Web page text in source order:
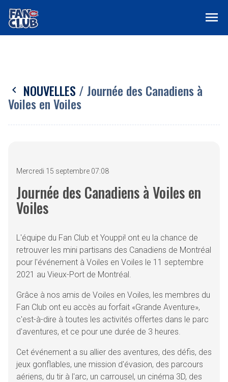
menu
chevron_left NOUVELLES / Journée des Canadiens à
Voiles en Voiles
Mercredi 15 septembre 07:08
Journée des Canadiens à Voiles en
Voiles
L'équipe du Fan Club et Youppi! ont eu la chance de
retrouver les mini partisans des Canadiens de Montréal
pour l'événement à Voiles en Voiles le 11 septembre
2021 au Vieux-Port de Montréal.
Grâce à nos amis de Voiles en Voiles, les membres du
Fan Club ont eu accès au forfait «Grande Aventure»,
c'est-à-dire à toutes les activités offertes dans le parc
d'aventures, et ce pour une durée de 3 heures.
Cet événement a su allier des aventures, des défis, des
jeux gonflables, une mission d'évasion, des parcours
aériens, du tir à l'arc, un carrousel, un cinéma 3D, des